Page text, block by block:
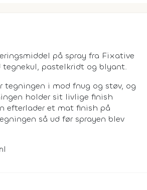
på spray fra Fixative
pastelkridt og blyant.
tegningen i mod fnug og støv, og
holder sit livlige finish
efterlader et mat finish på
så ud før sprayen blev